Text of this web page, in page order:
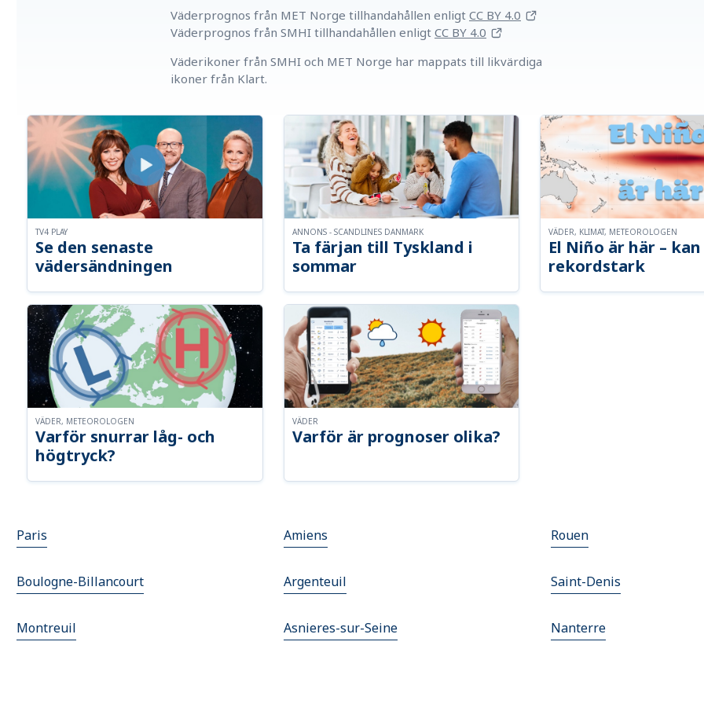
Väderprognos från MET Norge tillhandahållen enligt CC BY 4.0
Väderprognos från SMHI tillhandahållen enligt CC BY 4.0
Väderikoner från SMHI och MET Norge har mappats till likvärdiga
ikoner från Klart.
Se den senaste
vädersändningen
TV4 PLAY
Ta färjan till Tyskland i
sommar
ANNONS - SCANDLINES DANMARK
El Niño är här –
rekordstark
VÄDER, KLIMAT, METEOROLOGEN
Varför snurrar låg- och
högtryck?
VÄDER, METEOROLOGEN
Varför är prognoser olika?
VÄDER
Paris Amiens Rouen
Boulogne-Billancourt Argenteuil Saint-Denis
Montreuil Asnieres-sur-Seine Nanterre